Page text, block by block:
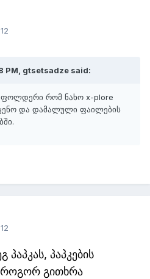
PM, gtsetsadze said:
ფოლდერი რომ ნახო x-plore
და დამალული ფაილების
პაპკას, პაპკების
როგორ გითხრა